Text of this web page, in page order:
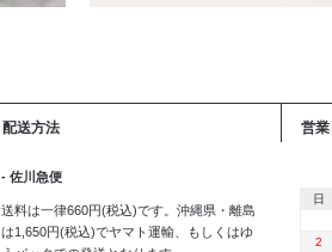
配送方法
- 佐川急便
送料は一律660円(税込)です。沖縄県・離島
は1,650円(税込)でヤマト運輸、もしくはゆ
営業
日
2